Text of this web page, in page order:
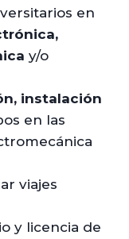
en
y/o
instalación
en las
viajes
y licencia de